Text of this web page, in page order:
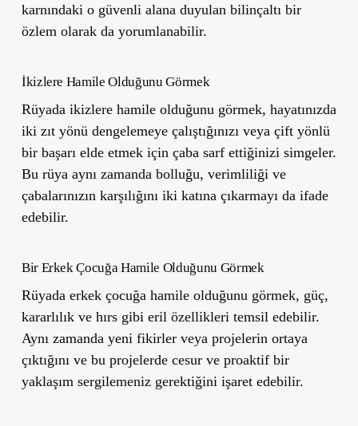
karnındaki o güvenli alana duyulan bilinçaltı bir
özlem olarak da yorumlanabilir.
İkizlere Hamile Olduğunu Görmek
Rüyada ikizlere hamile olduğunu görmek, hayatınızda
iki zıt yönü dengelemeye çalıştığınızı veya çift yönlü
bir başarı elde etmek için çaba sarf ettiğinizi simgeler.
Bu rüya aynı zamanda bolluğu, verimliliği ve
çabalarınızın karşılığını iki katına çıkarmayı da ifade
edebilir.
Bir Erkek Çocuğa Hamile Olduğunu Görmek
Rüyada erkek çocuğa hamile olduğunu görmek, güç,
kararlılık ve hırs gibi eril özellikleri temsil edebilir.
Aynı zamanda yeni fikirler veya projelerin ortaya
çıktığını ve bu projelerde cesur ve proaktif bir
yaklaşım sergilemeniz gerektiğini işaret edebilir.